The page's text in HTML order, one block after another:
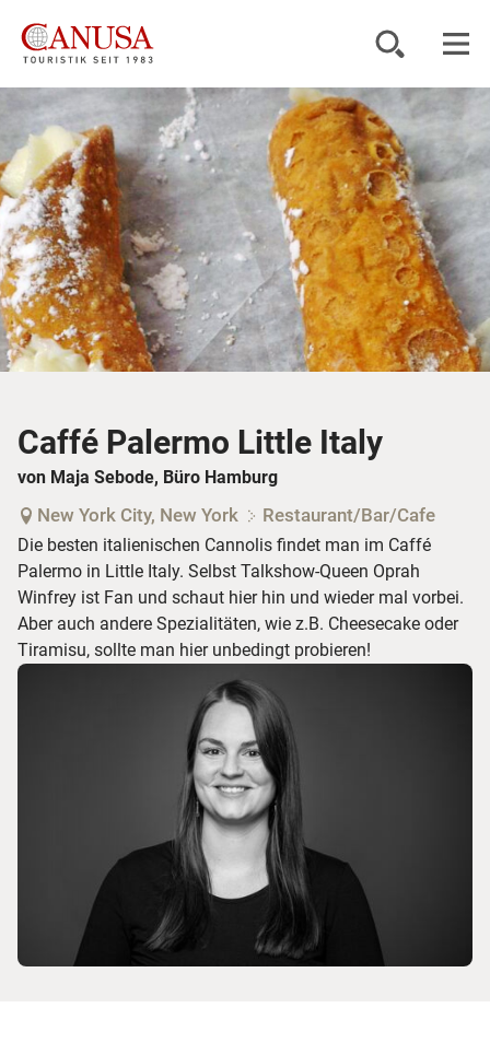
Reisearten
Inspiration
Service
Caffé Palermo Little Italy
von Maja Sebode, Büro Hamburg
New York City, New York Restaurant/Bar/Cafe
Die besten italienischen Cannolis findet man im Caffé
Palermo in Little Italy. Selbst Talkshow-Queen Oprah
Winfrey ist Fan und schaut hier hin und wieder mal vorbei.
Aber auch andere Spezialitäten, wie z.B. Cheesecake oder
Tiramisu, sollte man hier unbedingt probieren!